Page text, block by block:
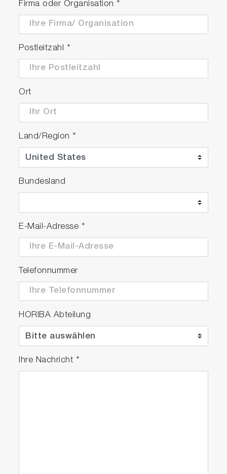
Firma oder Organisation *
Postleitzahl *
Ort
Land/Region *
Bundesland
E-Mail-Adresse *
Telefonnummer
HORIBA Abteilung
Ihre Nachricht *